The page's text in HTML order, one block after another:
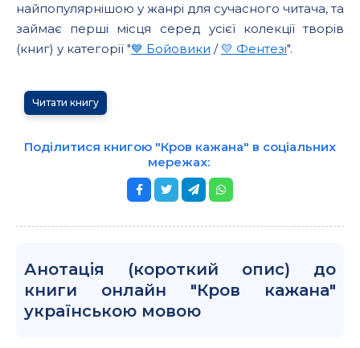
найпопулярнішою у жанрі для сучасного читача, та
займає перші місця серед усієї колекції творів
(книг) у категорії "💙 Бойовики / 💛 Фентезі".
Читати книгу
Поділитися книгою "Кров кажана" в соціальних
мережах:
Анотація (короткий опис) до
книги онлайн "Кров кажана"
українською мовою